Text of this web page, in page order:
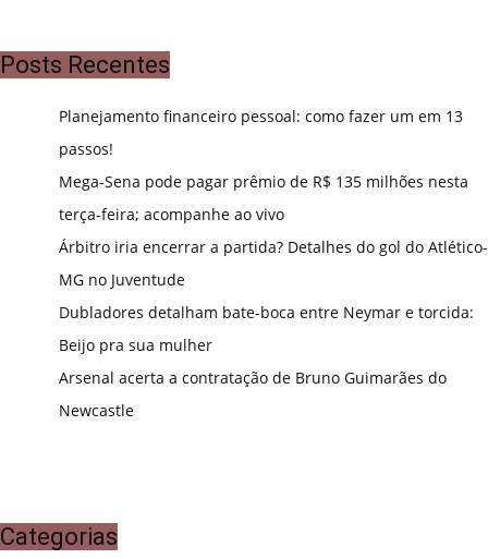
Posts Recentes
Planejamento financeiro pessoal: como fazer um em 13
passos!
Mega-Sena pode pagar prêmio de R$ 135 milhões nesta
terça-feira; acompanhe ao vivo
Árbitro iria encerrar a partida? Detalhes do gol do Atlético-
MG no Juventude
Dubladores detalham bate-boca entre Neymar e torcida:
Beijo pra sua mulher
Arsenal acerta a contratação de Bruno Guimarães do
Newcastle
Categorias